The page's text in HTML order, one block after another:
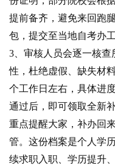
提前备齐，避免来回跑
包，提交至当地自考办
3、审核人员会逐一核
性，杜绝虚假、缺失材
个工作日左右，具体进
通过后，即可领取全新
重点提醒大家，补办回
管。这份档案是个人学
续求职入职、学历提升